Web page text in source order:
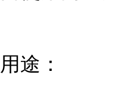
用途：